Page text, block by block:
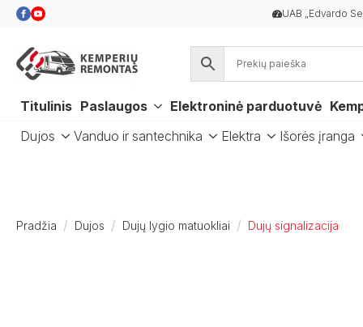
UAB „Edvardo
Titulinis Paslaugos Elektroninė parduotuvė
Dujos
Vanduo ir santechnika Elektra Išorės įranga
Pradžia Dujos Dujų lygio matuokliai Dujų signalizacija